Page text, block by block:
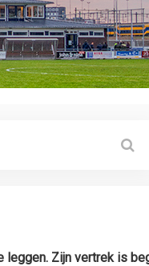
Zijn vertrek is